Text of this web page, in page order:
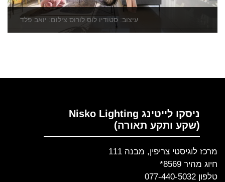
עיצוב: סטודיו לוס לורוס צילום: יואב פלד
ניסקו לייטינג Nisko Lighting
(שקע ותקע תאורה)
מרכז לוגיסטי צריפין, מבנה 111
חיוג מהיר 8569*
טלפון 077-440-5032